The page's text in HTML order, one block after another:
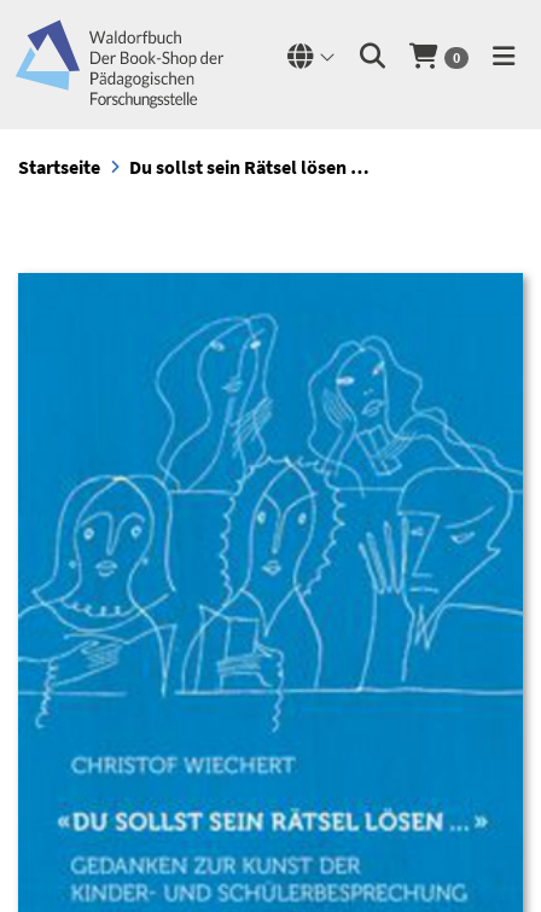
0
Startseite Du sollst sein Rätsel lösen …